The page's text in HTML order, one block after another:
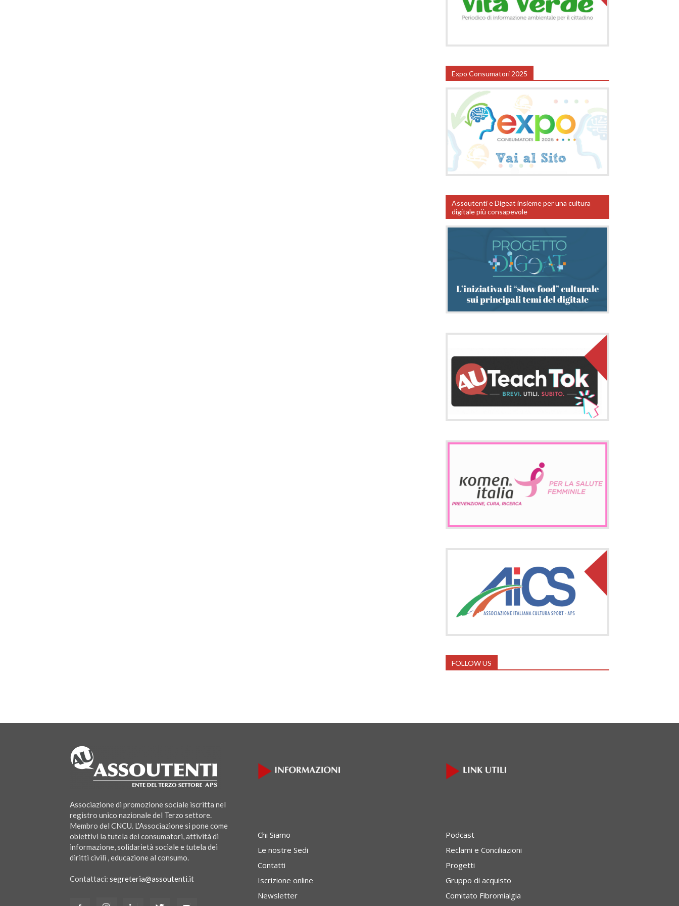
Expo Consumatori 2025
Assoutenti e Digeat insieme per una cultura
digitale più consapevole
FOLLOW US
Associazione di promozione sociale iscritta nel
registro unico nazionale del Terzo settore.
Membro del CNCU. L'Associazione si pone come
obiettivi la tutela dei consumatori, attività di
informazione, solidarietà sociale e tutela dei
diritti civili , educazione al consumo.
Contattaci: segreteria@assoutenti.it
Chi Siamo
Le nostre Sedi
Contatti
Iscrizione online
Newsletter
Podcast
Reclami e Conciliazioni
Progetti
Gruppo di acquisto
Comitato Fibromialgia